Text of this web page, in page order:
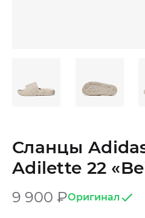
Сланцы
Adilette 22
9 900 ₽Оригинал